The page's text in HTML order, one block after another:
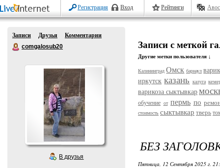
Регистрация Вход Рейтинги
Записи Друзья
Комментарии
comgalosub20
В друзья
Записи с меткой
Другие метки пользователя ↓
Калининград Омск барнаул
иркутск казань калуга
варикоза сыктывкар
обучение от пермь по
стоимость сыктывкар тверь
БЕЗ
Пятница, 12 Сентября 2025 г.